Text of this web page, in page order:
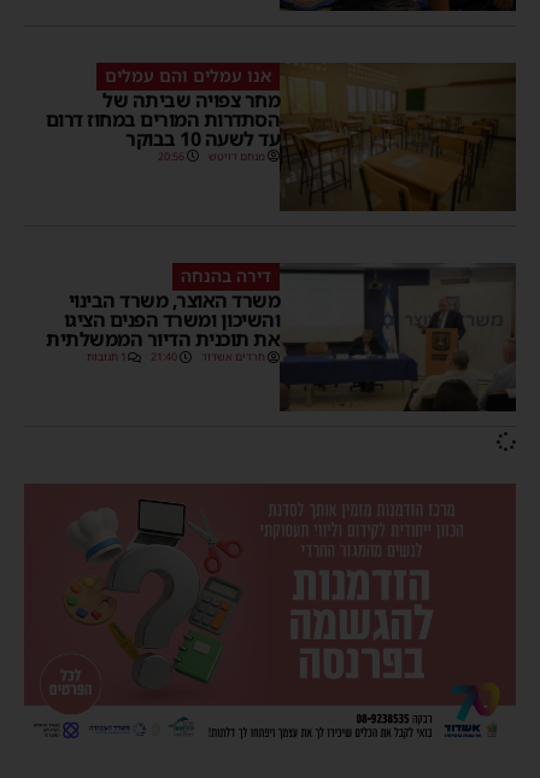
אנו עמלים והם עמלים
מחר צפויה שביתה של
הסתדרות המורים במחוז דרום
עד לשעה 10 בבוקר
מנחם דויטש 20:56
דירה בהנחה
משרד האוצר, משרד הבינוי
והשיכון ומשרד הפנים הציגו
את תוכנית הדיור הממשלתית
חרדים אשדוד 21:40 1 תגובות